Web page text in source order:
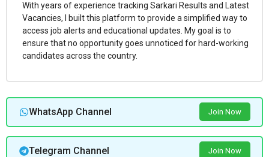
With years of experience tracking Sarkari Results and Latest
Vacancies, I built this platform to provide a simplified way to
access job alerts and educational updates. My goal is to
ensure that no opportunity goes unnoticed for hard-working
candidates across the country.
WhatsApp Channel Join Now
Telegram Channel Join Now